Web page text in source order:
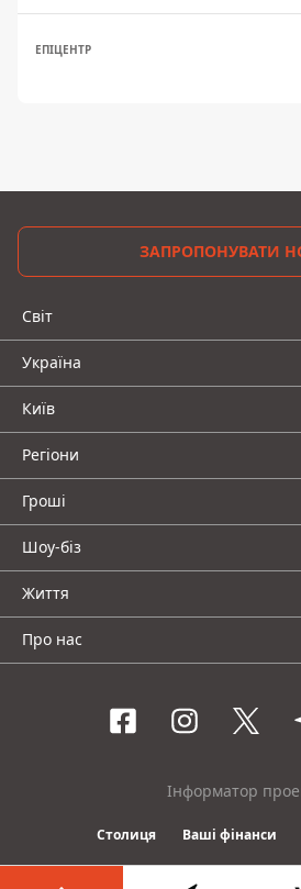
ЕПІЦЕНТР
ЗАПРОПОНУВАТИ
Світ
Україна
Київ
Регіони
Гроші
Шоу-біз
Життя
Про нас
Інформатор
Столиця Ваші фінанси